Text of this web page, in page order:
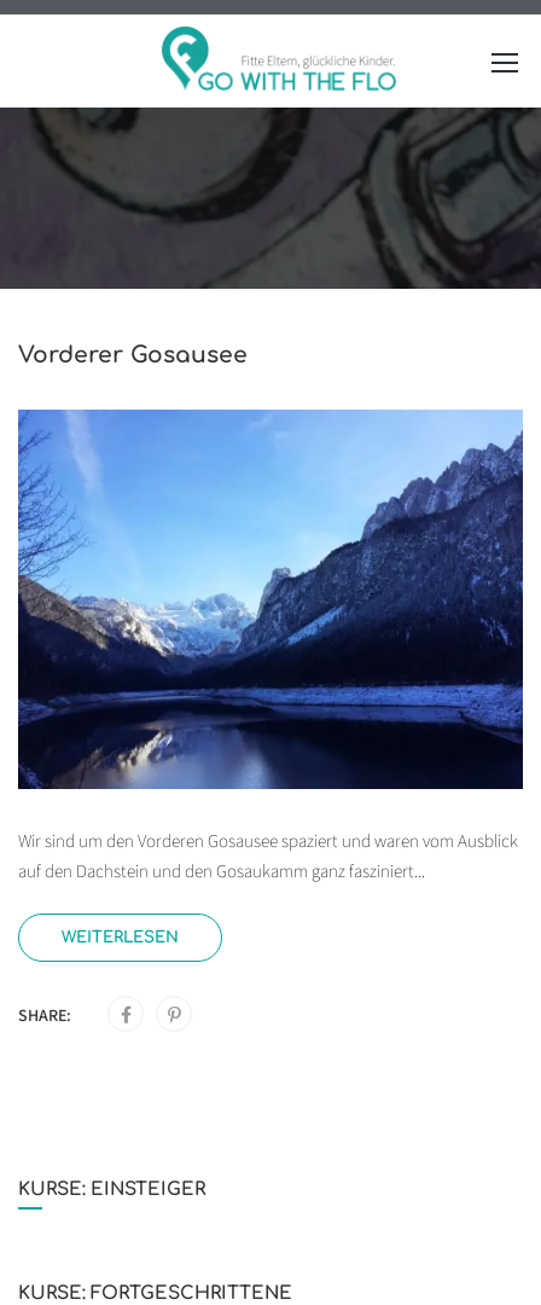
Vorderer Gosausee
Wir sind um den Vorderen Gosausee spaziert und waren vom Ausblick
auf den Dachstein und den Gosaukamm ganz fasziniert...
WEITERLESEN
SHARE:
KURSE: EINSTEIGER
KURSE: FORTGESCHRITTENE